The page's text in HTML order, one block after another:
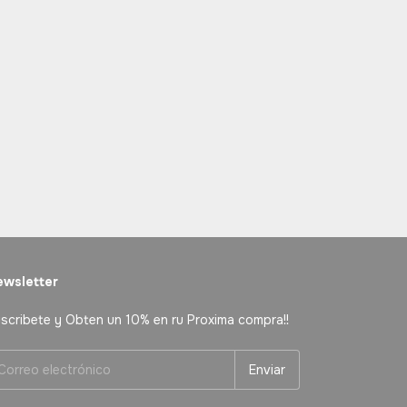
y Obten un 10% en ru Proxima compra!!